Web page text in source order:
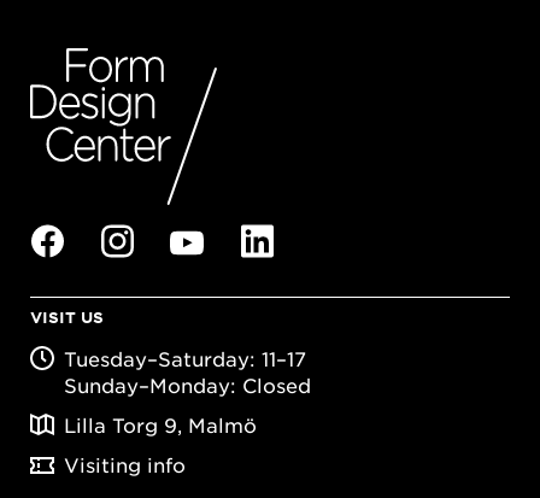
VISIT US
Tuesday–Saturday: 11–17
Sunday–Monday: Closed
Lilla Torg 9, Malmö
Visiting info